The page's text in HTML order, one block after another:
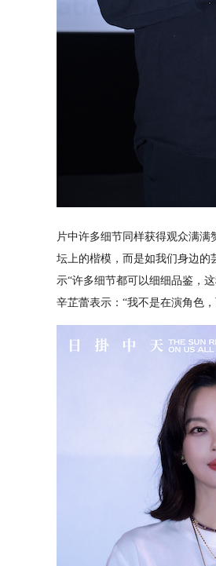
片中许多细节同样获得观众满
坛上的楷模，而是如我们身边的
示“许多细节都可以细细品鉴，
辛芷蕾表示：“我不是在演角色